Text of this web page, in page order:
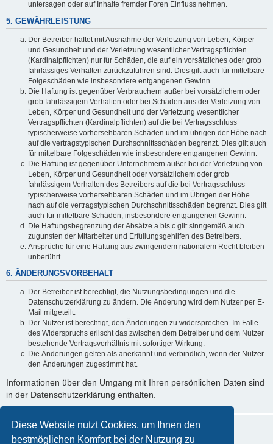
Diese Website nutzt Cookies, um Ihnen den
bestmöglichen Komfort bei der Nutzung zu
untersagen oder auf Inhalte fremder Foren Einfluss nehmen.
5. GEWÄHRLEISTUNG
Der Betreiber haftet mit Ausnahme der Verletzung von Leben, Körper
und Gesundheit und der Verletzung wesentlicher Vertragspflichten
(Kardinalpflichten) nur für Schäden, die auf ein vorsätzliches oder grob
fahrlässiges Verhalten zurückzuführen sind. Dies gilt auch für mittelbare
Folgeschäden wie insbesondere entgangenen Gewinn.
Die Haftung ist gegenüber Verbrauchern außer bei vorsätzlichem oder
grob fahrlässigem Verhalten oder bei Schäden aus der Verletzung von
Leben, Körper und Gesundheit und der Verletzung wesentlicher
Vertragspflichten (Kardinalpflichten) auf die bei Vertragsschluss
typischerweise vorhersehbaren Schäden und im übrigen der Höhe nach
auf die vertragstypischen Durchschnittsschäden begrenzt. Dies gilt auch
für mittelbare Folgeschäden wie insbesondere entgangenen Gewinn.
Die Haftung ist gegenüber Unternehmern außer bei der Verletzung von
Leben, Körper und Gesundheit oder vorsätzlichem oder grob
fahrlässigem Verhalten des Betreibers auf die bei Vertragsschluss
typischerweise vorhersehbaren Schäden und im Übrigen der Höhe
nach auf die vertragstypischen Durchschnittsschäden begrenzt. Dies gilt
auch für mittelbare Schäden, insbesondere entgangenen Gewinn.
Die Haftungsbegrenzung der Absätze a bis c gilt sinngemäß auch
zugunsten der Mitarbeiter und Erfüllungsgehilfen des Betreibers.
Ansprüche für eine Haftung aus zwingendem nationalem Recht bleiben
unberührt.
6. ÄNDERUNGSVORBEHALT
Der Betreiber ist berechtigt, die Nutzungsbedingungen und die
Datenschutzerklärung zu ändern. Die Änderung wird dem Nutzer per E-
Mail mitgeteilt.
Der Nutzer ist berechtigt, den Änderungen zu widersprechen. Im Falle
des Widerspruchs erlischt das zwischen dem Betreiber und dem Nutzer
bestehende Vertragsverhältnis mit sofortiger Wirkung.
Die Änderungen gelten als anerkannt und verbindlich, wenn der Nutzer
den Änderungen zugestimmt hat.
Informationen über den Umgang mit Ihren persönlichen Daten sind
in der Datenschutzerklärung enthalten.